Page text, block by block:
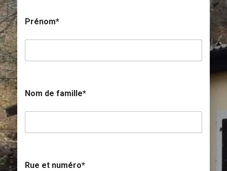
Prénom*
Nom de famille*
Rue et numéro*